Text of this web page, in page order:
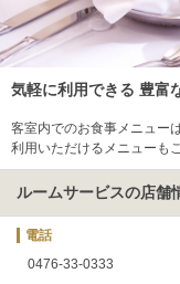
気軽に利用できる 豊富
客室内でのお食事メニュー
利用いただけるメニューも
ルームサービスの店舗
電話
0476-33-0333